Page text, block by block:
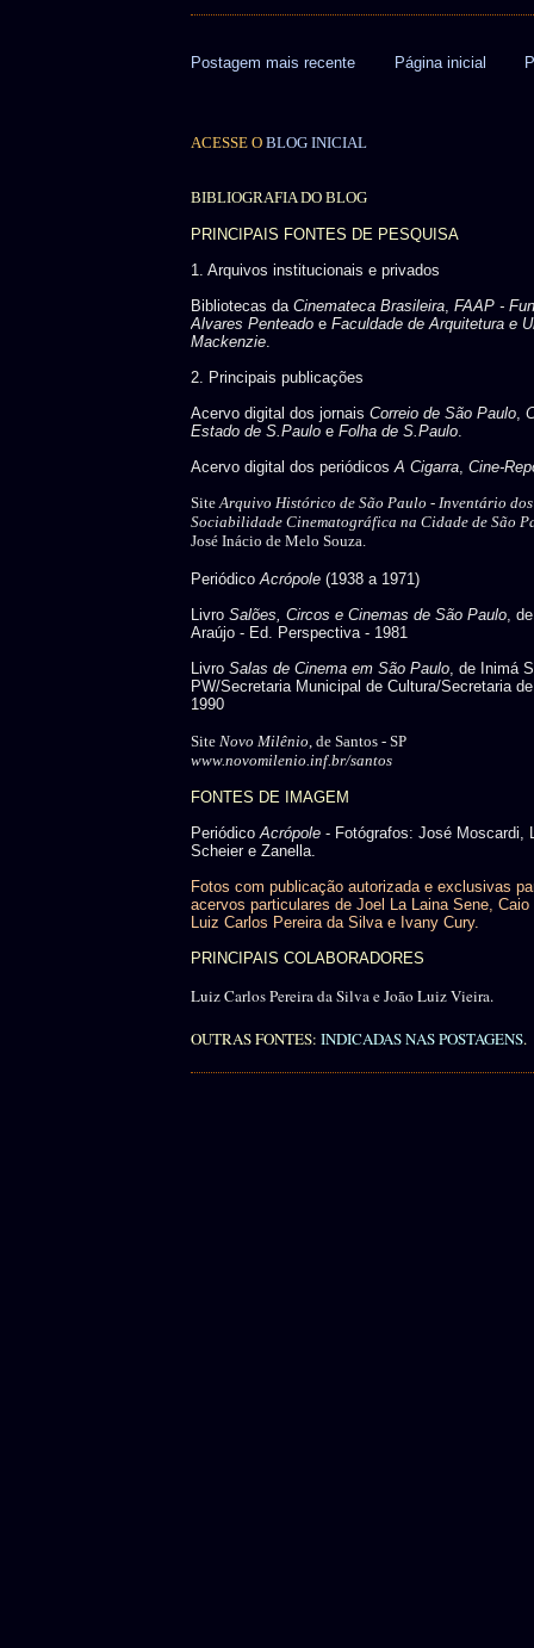
Postagem mais recente Página inicial
ACESSE O BLOG INICIAL
BIBLIOGRAFIA DO BLOG
PRINCIPAIS FONTES DE PESQUISA
1. Arquivos institucionais e privados
Bibliotecas da Cinemateca Brasileira FAAP -
Alvares Penteado e Faculdade de Arquitetura e
Mackenzie
2. Principais publicações
Acervo digital dos jornais Correio de São Paulo
Estado de S.Paulo e Folha de S.Paulo
Acervo digital dos periódicos A Cigarra Cine-
Site Arquivo Histórico de São Paulo - Inventário
Sociabilidade Cinematográfica na Cidade de São
José Inácio de Melo Souza.
Periódico Acrópole (1938 a 1971)
Livro Salões, Circos e Cinemas de São Paulo ,
Araújo - Ed. Perspectiva - 1981
Livro Salas de Cinema em São Paulo , de Inimá
PW/Secretaria Municipal de Cultura/Secretaria
1990
Site Novo Milênio , de Santos - SP
www.novomilenio.inf.br/santos
FONTES DE IMAGEM
Periódico Acrópole - Fotógrafos: José Moscardi,
Scheier e Zanella.
Fotos com publicação autorizada e exclusivas
acervos particulares de Joel La Laina Sene, Caio
Luiz Carlos Pereira da Silva e Ivany Cury.
PRINCIPAIS COLABORADORES
Luiz Carlos Pereira da Silva e João Luiz Vieira.
OUTRAS FONTES: INDICADAS NAS POSTAGENS.